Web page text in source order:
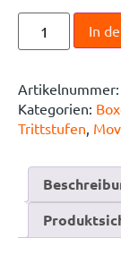
In
Artikelnummer:
Kategorien:
Trittstufen,